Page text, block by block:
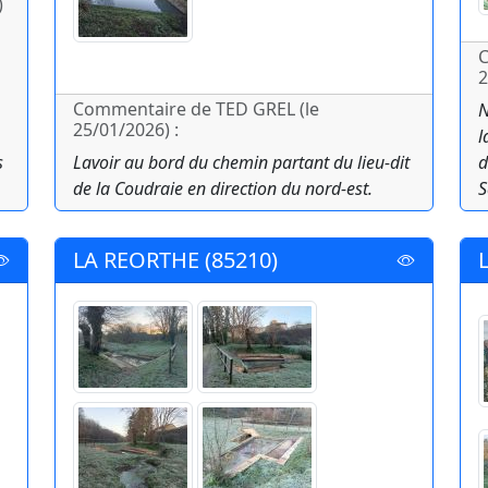
Commentaire de TED GREL (le
25/01/2026) :
Lavoir au bord du chemin partant du lieu-dit
de la Coudraie en direction du nord-est.
LA REORTHE (85210)